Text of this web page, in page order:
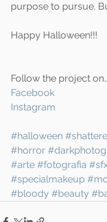
purpose to pursue.
Happy Halloween!!!
Follow the project
Facebook
Instagram
#halloween
#horror
#arte #fotografia
#specialmakeup
#bloody #beauty